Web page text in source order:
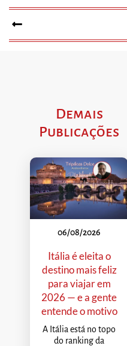
Demais
Publicações
06/08/2026
Itália é eleita o
destino mais feliz
para viajar em
2026 — e a gente
entende o motivo
A Itália está no topo
do ranking da